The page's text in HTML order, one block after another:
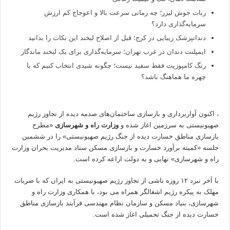
ربات جوش لیزر؛ چه زمانی سرعت بالا و اعوجاج کم ارزش
سرمایه‌گذاری دارد؟
دندانپزشک زیبایی در کرج؛ قبل از اصلاح لبخند این نکات را بدانید
ایمپلنت دندان در غرب تهران؛ سرمایه‌گذاری برای یک لبخند ماندگار
رنگ کامپوزیت فقط سفید نیست؛ چگونه شیدی انتخاب کنیم که با
چهره ما هماهنگ باشد؟
، اکنون آواربرداری و بازسازی ساختمان‌های صدمه دیده از تجاوز رژیم
صهیونیستی به سرزمین اغاز شده ووزارت راه و شهرسازی «مطرح
بازسازی مناطق خسارت دیده از جنگ رژیم صهیونیستی» را در ششمین
جلسه «کمیته برآورد خسارت و بازسازی مسکن ستاد مدیریت بحران وزارت
راه و شهرسازی» نهایی و به دولت اراعه کرده است.
با آخر نبرد ۱۲ روزه ناشی از تجاوز رژیم صهیونیستی به ایران که با ضربات
مهلک به پیکره رژیم اشغالگر همراه می بود، با همکاری وزارت راه و
شهرسازی، بنیاد مسکن و سازمان نظام مهندسی فرآیند بازسازی مناطق
خسارت دیده از جنگ تحمیلی اغاز شده است.